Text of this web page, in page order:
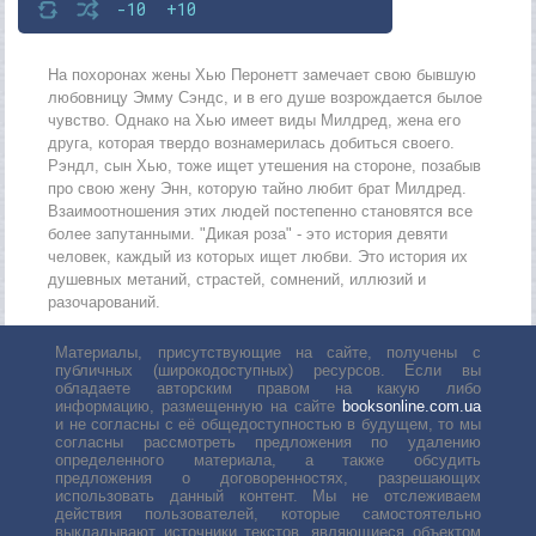
-10 +10
На похоронах жены Хью Перонетт замечает свою бывшую
любовницу Эмму Сэндс, и в его душе возрождается былое
чувство. Однако на Хью имеет виды Милдред, жена его
друга, которая твердо вознамерилась добиться своего.
Рэндл, сын Хью, тоже ищет утешения на стороне, позабыв
про свою жену Энн, которую тайно любит брат Милдред.
Взаимоотношения этих людей постепенно становятся все
более запутанными. "Дикая роза" - это история девяти
человек, каждый из которых ищет любви. Это история их
душевных метаний, страстей, сомнений, иллюзий и
разочарований.
Материалы, присутствующие на сайте, получены с
публичных (широкодоступных) ресурсов. Если вы
обладаете авторским правом на какую либо
информацию, размещенную на сайте booksonline.com.ua
и не согласны с её общедоступностью в будущем, то мы
согласны рассмотреть предложения по удалению
определенного материала, а также обсудить
предложения о договоренностях, разрешающих
использовать данный контент. Мы не отслеживаем
действия пользователей, которые самостоятельно
выкладывают источники текстов, являющиеся объектом